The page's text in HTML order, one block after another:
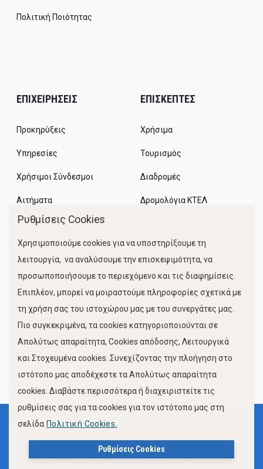
Πολιτική Ποιότητας
ΕΠΙΧΕΙΡΗΣΕΙΣ
Προκηρύξεις
Υπηρεσίες
Χρήσιμοι Σύνδεσμοι
Αιτήματα
ΕΠΙΣΚΕΠΤΕΣ
Χρήσιμα
Τουρισμός
Διαδρομές
Δρομολόγια ΚΤΕΛ
Κίνηση Λιμένος
FOLLOW US
Όροι Χρήσης
Πολιτική Προστασίας Προσωπικών Δεδομένων
Ρυθμίσεις Cookies
Χρησιμοποιούμε cookies για να υποστηρίξουμε τη
λειτουργία, να αναλύσουμε την επισκεψιμότητα, να
προσωποποιήσουμε το περιεχόμενο και τις διαφημίσεις.
Επιπλέον, μπορεί να μοιραστούμε πληροφορίες σχετικά με
τη χρήση σας του ιστοχώρου μας με του συνεργάτες μας.
Πιο συγκεκριμένα, τα cookies κατηγοριοποιούνται σε
Απολύτως απαραίτητα, Cookies απόδοσης, Λειτουργικά
και Στοχευμένα cookies. Συνεχίζοντας την πλοήγηση στο
ιστότοπο μας αποδέχεστε τα Απολύτως απαραίτητα
cookies. Διαβάστε περισσότερα ή διαχειριστείτε τις
ρυθμίσεις σας για τα cookies για τον ιστότοπο μας στη
σελίδα Πολιτική Cookies.
Ρυθμίσεις Cookies